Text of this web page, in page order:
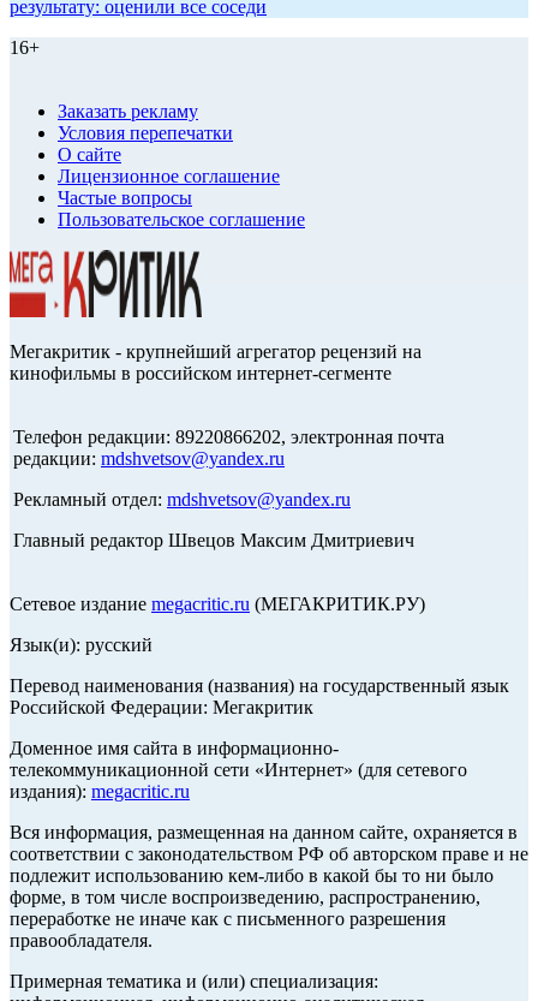
результату: оценили все соседи
16+
Заказать рекламу
Условия перепечатки
О сайте
Лицензионное соглашение
Частые вопросы
Пользовательское соглашение
Мегакритик - крупнейший агрегатор рецензий на
кинофильмы в российском интернет-сегменте
Телефон редакции: 89220866202, электронная почта
редакции: mdshvetsov@yandex.ru
Рекламный отдел: mdshvetsov@yandex.ru
Главный редактор Швецов Максим Дмитриевич
Сетевое издание megacritic.ru (МЕГАКРИТИК.РУ)
Язык(и): русский
Перевод наименования (названия) на государственный язык
Российской Федерации: Мегакритик
Доменное имя сайта в информационно-
телекоммуникационной сети «Интернет» (для сетевого
издания): megacritic.ru
Вся информация, размещенная на данном сайте, охраняется в
соответствии с законодательством РФ об авторском праве и не
подлежит использованию кем-либо в какой бы то ни было
форме, в том числе воспроизведению, распространению,
переработке не иначе как с письменного разрешения
правообладателя.
Примерная тематика и (или) специализация: